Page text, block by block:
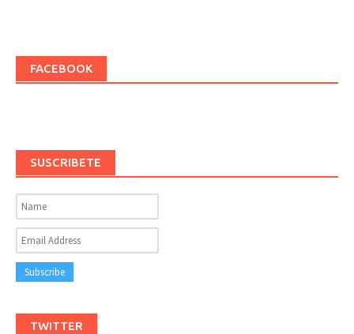
FACEBOOK
SUSCRIBETE
TWITTER